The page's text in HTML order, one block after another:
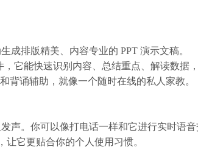
成排版精美、内容专业的 PPT 演示文稿。
它能快速识别内容、总结重点、解读数据
背诵辅助，就像一个随时在线的私人家教。
声。你可以像打电话一样和它进行实时语音
它更贴合你的个人使用习惯。